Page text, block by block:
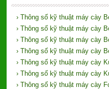
› Thông số kỹ thuật máy cày
› Thông số kỹ thuật máy cày
› Thông số kỹ thuật máy cày
› Thông số kỹ thuật máy cày
› Thông số kỹ thuật máy cày
› Thông số kỹ thuật máy cày
› Thông số kỹ thuật máy cày